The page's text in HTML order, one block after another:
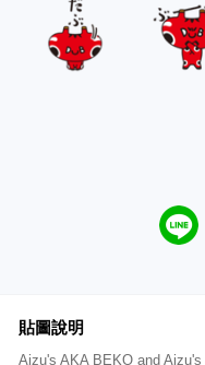
貼圖說明
Aizu's AKA BEKO and